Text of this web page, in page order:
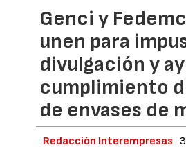
Genci y
unen para
divulgación y
cumplimiento
de envases de
Redacción Interempresas